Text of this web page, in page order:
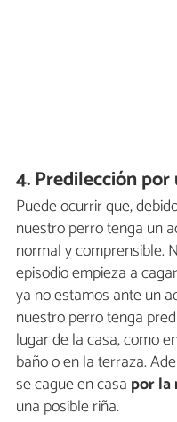
4. Predilección
Puede ocurrir que,
nuestro perro tenga un
normal y comprensible.
episodio empieza a cagar
ya no estamos ante un
nuestro perro tenga
lugar de la casa, como
baño o en la terraza.
se cague en casa por la
una posible riña.